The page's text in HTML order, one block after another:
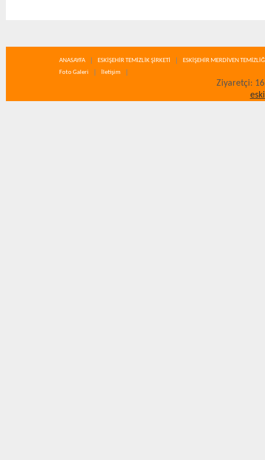
ANASAYFA ESKİŞEHİR TEMİZLİK ŞİRKETİ
ESKİŞEHİR MERDİVEN
Foto Galeri
İletişim
Ziyaretçi: